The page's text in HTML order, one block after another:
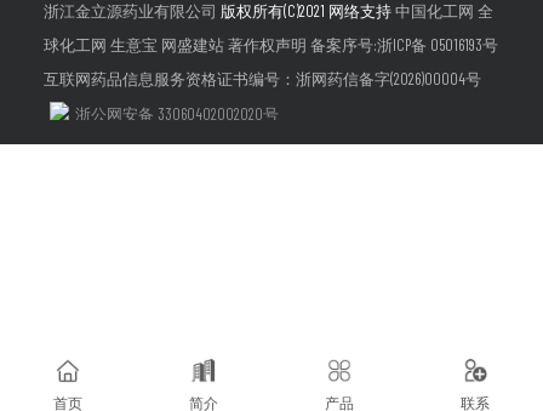
浙江金立源药业有限公司 版权所有(C)2021 网络支持中国化工网 全
球化工网 生意宝 网盛建站著作权声明 备案序号:浙ICP备 05016193号
互联网药品信息服务资格证书编号：浙网药信备字(2026)00004号
浙公网安备 33060402002020号
首页 简介 产品 联系